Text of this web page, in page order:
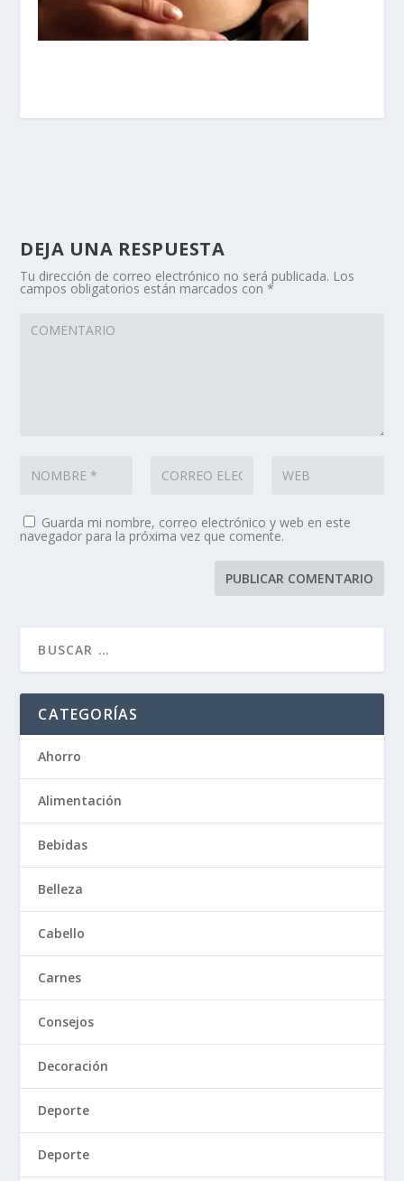
DEJA UNA RESPUESTA
Tu dirección de correo electrónico no será publicada. Los
campos obligatorios están marcados con*
Guarda mi nombre, correo electrónico y web en este
navegador para la próxima vez que comente.
CATEGORÍAS
Ahorro
Alimentación
Bebidas
Belleza
Cabello
Carnes
Consejos
Decoración
Deporte
Deporte